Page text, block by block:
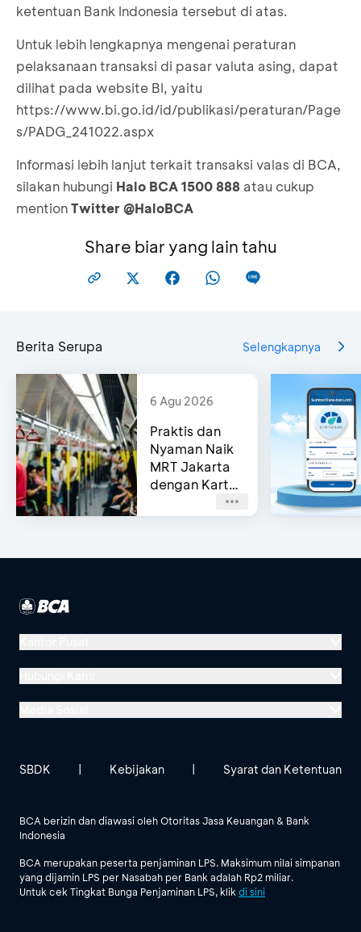
ketentuan Bank Indonesia tersebut di atas.
Untuk lebih lengkapnya mengenai peraturan
pelaksanaan transaksi di pasar valuta asing, dapat
dilihat pada website BI, yaitu
https://www.bi.go.id/id/publikasi/peraturan/Page
s/PADG_241022.aspx
Informasi lebih lanjut terkait transaksi valas di BCA,
silakan hubungi Halo BCA 1500 888 atau cukup
mentionTwitter @HaloBCA
Share biar yang lain tahu
Berita Serupa Selengkapnya
6 Agu 2026
Praktis dan
Nyaman Naik
MRT Jakarta
dengan Kartu
Menara BCA, Grand Indonesia
Jl. MH Thamrin No. 1
Halo BCA 1500888
Lihat Semua Media Sosial
BCA berizin dan diawasi oleh Otoritas Jasa Keuangan & Bank
Indonesia
BCA merupakan peserta penjaminan LPS. Maksimum nilai simpanan
yang dijamin LPS per Nasabah per Bank adalah Rp2 miliar.
Untuk cek Tingkat Bunga Penjaminan LPS, klikdi sini
SBDK Kebijakan Syarat dan Ketentuan